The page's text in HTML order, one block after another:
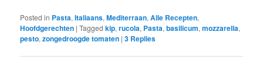
Posted in Pasta,Italiaans,Mediterraan,Alle Recepten,
Hoofdgerechten |Tagged kip,rucola, Pasta,basilicum,mozzarella,
pesto,zongedroogde tomaten |3 Replies